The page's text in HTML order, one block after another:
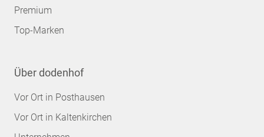
Premium
Top-Marken
Über dodenhof
Vor Ort in Posthausen
Vor Ort in Kaltenkirchen